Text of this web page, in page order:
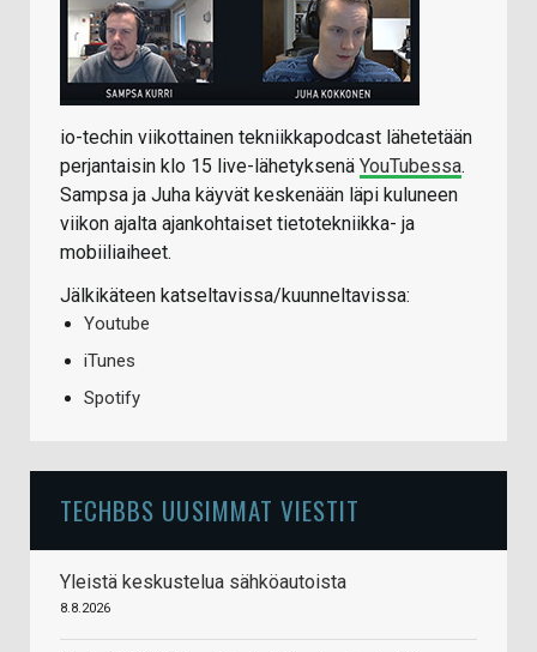
io-techin viikottainen tekniikkapodcast lähetetään
perjantaisin klo 15 live-lähetyksenä YouTubessa.
Sampsa ja Juha käyvät keskenään läpi kuluneen
viikon ajalta ajankohtaiset tietotekniikka- ja
mobiiliaiheet.
Jälkikäteen katseltavissa/kuunneltavissa:
Youtube
iTunes
Spotify
TECHBBS UUSIMMAT VIESTIT
Yleistä keskustelua sähköautoista
8.8.2026